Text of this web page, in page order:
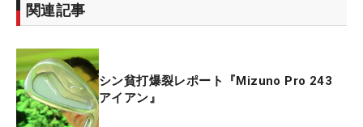
関連記事
シン貧打爆裂レポート『Mizuno Pro 243
アイアン』